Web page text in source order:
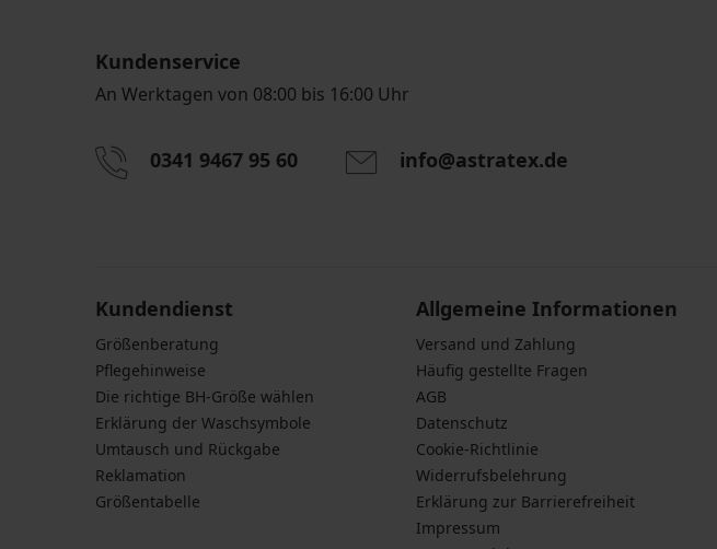
Kundenservice
An Werktagen von 08:00 bis 16:00 Uhr
0341 9467 95 60 info@astratex.de
Kundendienst
Größenberatung
Pflegehinweise
Die richtige BH-Größe wählen
Erklärung der Waschsymbole
Umtausch und Rückgabe
Reklamation
Größentabelle
Allgemeine Informationen
Versand und Zahlung
Häufig gestellte Fragen
AGB
Datenschutz
Cookie-Richtlinie
Widerrufsbelehrung
Erklärung zur Barrierefreiheit
Impressum